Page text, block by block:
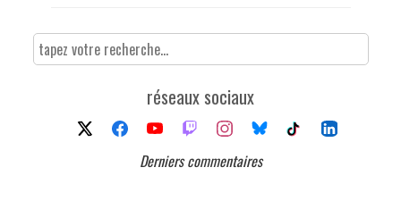
réseaux sociaux
Derniers commentaires